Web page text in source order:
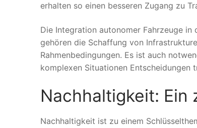
erhalten so einen besseren Zugang zu
Die Integration autonomer Fahrzeuge
gehören die Schaffung von
Rahmenbedingungen. Es ist auch
komplexen Situationen Entscheidungen
Nachhaltigkeit: Ein
Nachhaltigkeit ist zu einem